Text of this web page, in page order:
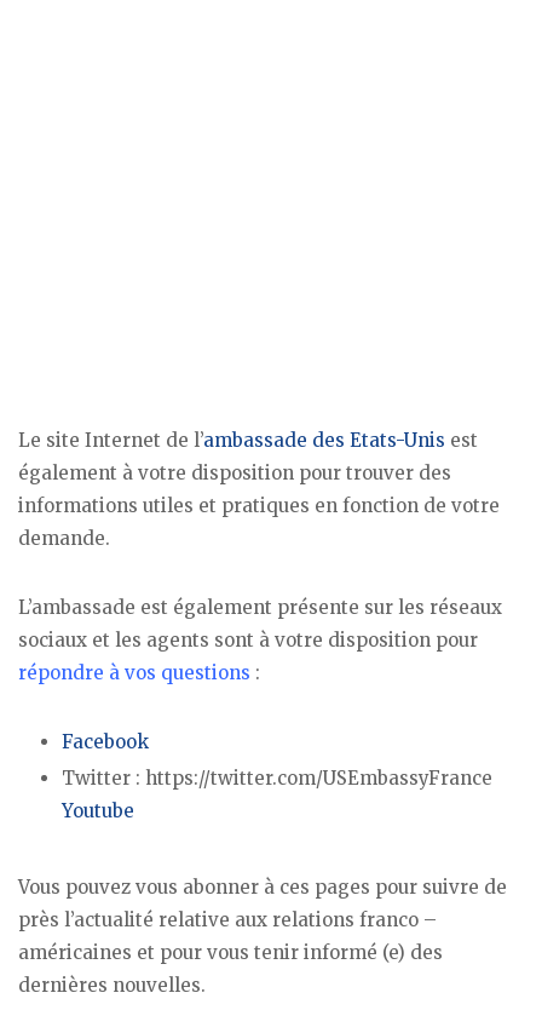
Le site Internet de l’ambassade des Etats-Unis est
également à votre disposition pour trouver des
informations utiles et pratiques en fonction de votre
demande.
L’ambassade est également présente sur les réseaux
sociaux et les agents sont à votre disposition pour
répondre à vos questions :
Facebook
Twitter : https://twitter.com/USEmbassyFrance
Youtube
Vous pouvez vous abonner à ces pages pour suivre de
près l’actualité relative aux relations franco –
américaines et pour vous tenir informé (e) des
dernières nouvelles.